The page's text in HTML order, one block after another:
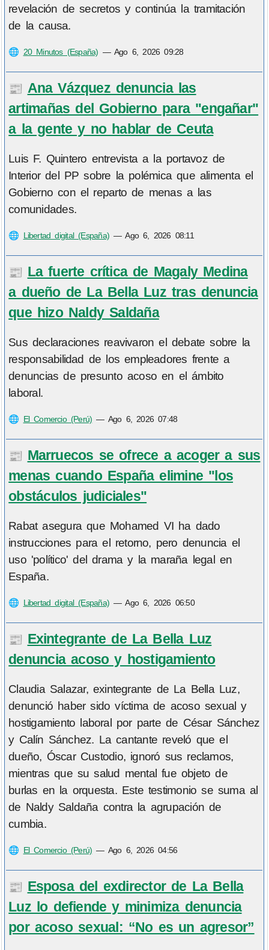
revelación de secretos y continúa la tramitación
de la causa.
🌐 20 Minutos (España) —Ago 6, 2026 09:28
📰 Ana Vázquez denuncia las
artimañas del Gobierno para "engañar"
a la gente y no hablar de Ceuta
Luis F. Quintero entrevista a la portavoz de
Interior del PP sobre la polémica que alimenta el
Gobierno con el reparto de menas a las
comunidades.
🌐 Libertad digital (España) —Ago 6, 2026 08:11
📰 La fuerte crítica de Magaly Medina
a dueño de La Bella Luz tras denuncia
que hizo Naldy Saldaña
Sus declaraciones reavivaron el debate sobre la
responsabilidad de los empleadores frente a
denuncias de presunto acoso en el ámbito
laboral.
🌐 El Comercio (Perú) — Ago 6, 2026 07:48
📰 Marruecos se ofrece a acoger a sus
menas cuando España elimine "los
obstáculos judiciales"
Rabat asegura que Mohamed VI ha dado
instrucciones para el retorno, pero denuncia el
uso 'político' del drama y la maraña legal en
España.
🌐 Libertad digital (España) —Ago 6, 2026 06:50
📰 Exintegrante de La Bella Luz
denuncia acoso y hostigamiento
Claudia Salazar, exintegrante de La Bella Luz,
denunció haber sido víctima de acoso sexual y
hostigamiento laboral por parte de César Sánchez
y Calín Sánchez. La cantante reveló que el
dueño, Óscar Custodio, ignoró sus reclamos,
mientras que su salud mental fue objeto de
burlas en la orquesta. Este testimonio se suma al
de Naldy Saldaña contra la agrupación de
cumbia.
🌐 El Comercio (Perú) — Ago 6, 2026 04:56
📰 Esposa del exdirector de La Bella
Luz lo defiende y minimiza denuncia
por acoso sexual: “No es un agresor”